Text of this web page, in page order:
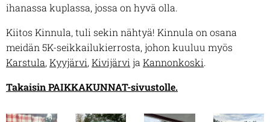
ihanassa kuplassa, jossa on hyvä olla.
Kiitos Kinnula, tuli sekin nähtyä! Kinnula on osana
meidän 5K-seikkailukierrosta, johon kuuluu myös
Karstula, Kyyjärvi, Kivijärvi ja Kannonkoski.
Takaisin PAIKKAKUNNAT-sivustolle.